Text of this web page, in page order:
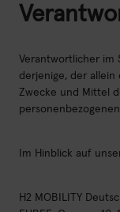
FAQ
Impressum
Datenschutz
LinkedIn
YouTube
Verantwortlicher im
derjenige, der
Zwecke und Mittel
Im Hinblick auf
H2 MOBILITY